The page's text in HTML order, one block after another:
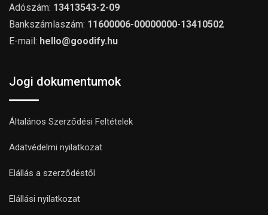
Adószám: 13413543-2-09
Bankszámlaszám: 11600006-00000000-13410502
E-mail: hello@goodify.hu
Jogi dokumentumok
Általános Szerződési Feltételek
Adatvédelmi nyilatkozat
Elállás a szerződéstől
Elállási nyilatkozat